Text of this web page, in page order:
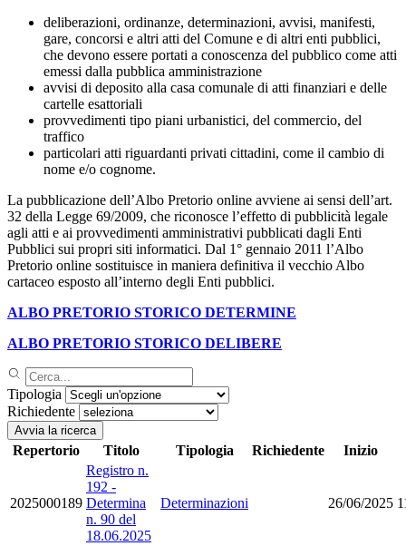
deliberazioni, ordinanze, determinazioni, avvisi, manifesti,
gare, concorsi e altri atti del Comune e di altri enti pubblici,
che devono essere portati a conoscenza del pubblico come atti
emessi dalla pubblica amministrazione
avvisi di deposito alla casa comunale di atti finanziari e delle
cartelle esattoriali
provvedimenti tipo piani urbanistici, del commercio, del
traffico
particolari atti riguardanti privati cittadini, come il cambio di
nome e/o cognome.
La pubblicazione dell’Albo Pretorio online avviene ai sensi dell’art.
32 della Legge 69/2009, che riconosce l’effetto di pubblicità legale
agli atti e ai provvedimenti amministrativi pubblicati dagli Enti
Pubblici sui propri siti informatici. Dal 1° gennaio 2011 l’Albo
Pretorio online sostituisce in maniera definitiva il vecchio Albo
cartaceo esposto all’interno degli Enti pubblici.
ALBO PRETORIO STORICO DETERMINE
ALBO PRETORIO STORICO DELIBERE
Tipologia
Richiedente
Avvia la ricerca
Repertorio Titolo Tipologia Richiedente Inizio
2025000189
Registro n.
192 -
Determina
n. 90 del
18.06.2025
Determinazioni 26/06/2025